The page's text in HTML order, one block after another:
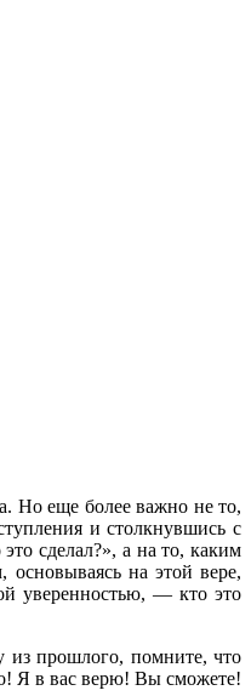
Но еще более важно не то,
и столкнувшись с
сделал?», а на то, каким
основываясь на этой вере,
уверенностью, — кто это
из прошлого, помните, что
Я в вас верю! Вы сможете!